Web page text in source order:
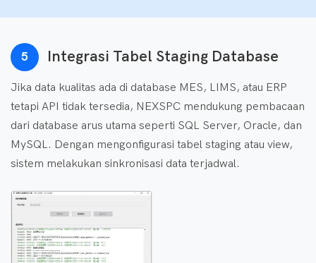
5 Integrasi Tabel Staging Database
Jika data kualitas ada di database MES, LIMS, atau ERP
tetapi API tidak tersedia, NEXSPC mendukung pembacaan
dari database arus utama seperti SQL Server, Oracle, dan
MySQL. Dengan mengonfigurasi tabel staging atau view,
sistem melakukan sinkronisasi data terjadwal.